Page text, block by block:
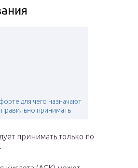
для чего назначают
правильно принимать
принимать только по